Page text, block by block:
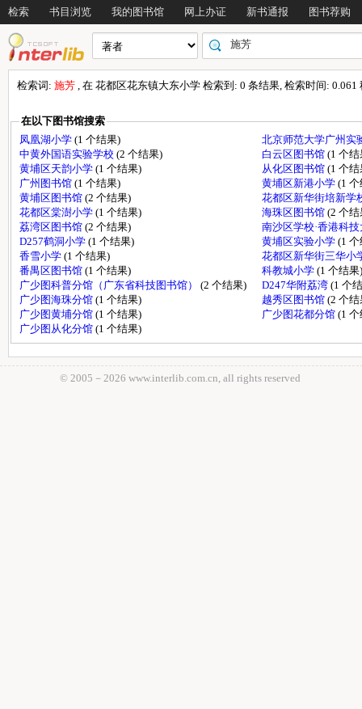
检索 书目浏览 我的图书馆 网上办证 新书通报 图书荐购
检索词: 施芳 , 在 花都区花东镇大东小学 检索到: 0 条结果, 检索时间: 0.061
在以下图书馆搜索
凤凰湖小学 (1 个结果)
北京师范大学广州实
中黄外国语实验学校 (2 个结果) 白云区图书馆 (1 个结
黄埔区天韵小学 (1 个结果) 从化区图书馆 (1 个结
广州图书馆 (1 个结果) 黄埔区新港小学 (1
黄埔区图书馆 (2 个结果)
花都区新华街培新学
花都区棠澍小学 (1 个结果) 海珠区图书馆 (2 个结
荔湾区图书馆 (2 个结果)
南沙区学校·香港科
D257鹤洞小学 (1 个结果) 黄埔区实验小学 (1
香雪小学 (1 个结果)
花都区新华街三华小
番禺区图书馆 (1 个结果) 科教城小学 (1 个结果)
广少图科普分馆（广东省科技图书馆） (2 个结果) D247华附荔湾 (1 个
广少图海珠分馆 (1 个结果) 越秀区图书馆 (2 个结
广少图黄埔分馆 (1 个结果) 广少图花都分馆 (1
广少图从化分馆 (1 个结果)
© 2005－ 2026 www.interlib.com.cn, all rights reserved